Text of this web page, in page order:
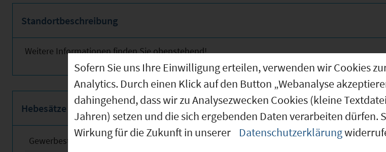
Standortbeschreibung
Weitere Informationen finden Sie obenstehend!
Hebesätze
Gewerbesteuerhebesatz
Sofern Sie uns Ihre Einwilligung erteilen, verwenden wir Cookies
Analytics. Durch einen Klick auf den Button „Webanalyse
dahingehend, dass wir zu Analysezwecken Cookies (kleine
Jahren) setzen und die sich ergebenden Daten verarbeiten
Wirkung für die Zukunft in unserer
Datenschutzerklärung